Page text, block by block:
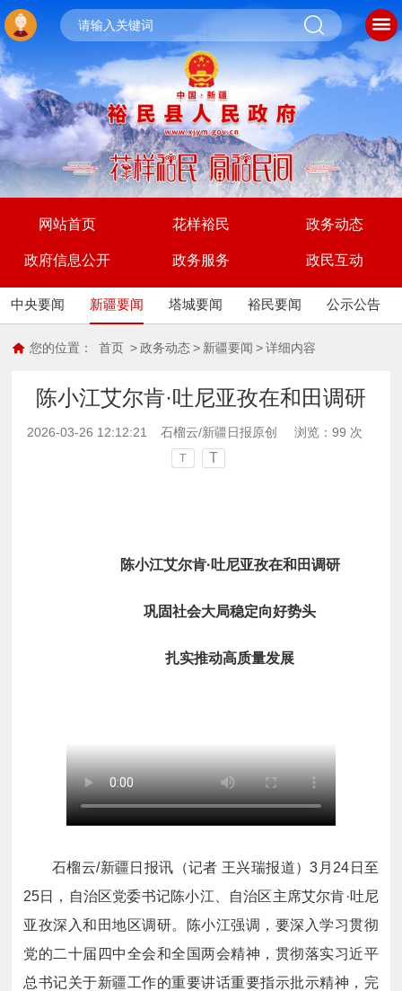
网站首页 花样裕民 政务动态
政府信息公开 政务服务 政民互动
中央要闻 新疆要闻 塔城要闻 裕民要闻 公示公告
您的位置： 首页 > 政务动态 > 新疆要闻 > 详细内容
陈小江艾尔肯·吐尼亚孜在和田调研
2026-03-26 12:12:21 石榴云/新疆日报原创 浏览： 99 次
T T
陈小江艾尔肯·吐尼亚孜在和田调研
巩固社会大局稳定向好势头
扎实推动高质量发展
石榴云/新疆日报讯（记者 王兴瑞报道）3月24日至
25日，自治区党委书记陈小江、自治区主席艾尔肯·吐尼
亚孜深入和田地区调研。陈小江强调，要深入学习贯彻
党的二十届四中全会和全国两会精神，贯彻落实习近平
总书记关于新疆工作的重要讲话重要指示批示精神，完